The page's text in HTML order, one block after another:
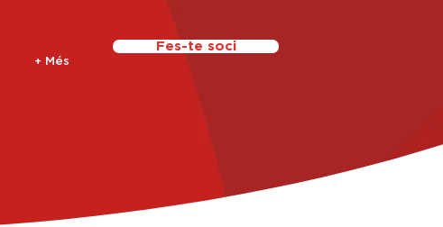
+ Més
Fes-te soci